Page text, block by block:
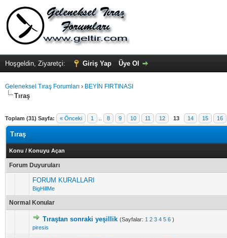
Hoşgeldin, Ziyaretçi: Giriş Yap Üye Ol
Geleneksel Tıraş Forumları › BEYİN FIRTINASI
Tıraş
Toplam (31) Sayfa: « Önceki 1 8 9 10 11 12 13 14 15 16
Tıraş
Konu / Konuyu Açan
Forum Duyuruları
FORUM KURALLARI
BigHillMe
Normal Konular
Tıraştan sonraki yeşillik (Sayfalar: 1 2 3 4 5 6 )
piresis